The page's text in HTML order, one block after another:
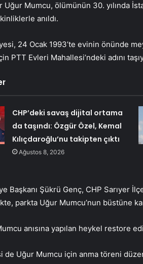
Uğur Mumcu, ölümünün 30. yılında
anıldı.
24 Ocak 1993’te evinin önünde
PTT Evleri Mahallesi’ndeki adını
CHP’deki savaş dijital ortama
da taşındı: Özgür Özel, Kemal
Kılıçdaroğlu’nu takipten çıktı
Ağustos 8, 2026
Başkanı Şükrü Genç, CHP Sarıyer
parkta Uğur Mumcu’nun büstüne
anısına yapılan heykel restore
de Uğur Mumcu için anma töreni